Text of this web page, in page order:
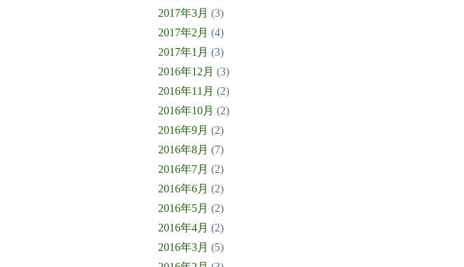
2017年3月 (3)
2017年2月 (4)
2017年1月 (3)
2016年12月 (3)
2016年11月 (2)
2016年10月 (2)
2016年9月 (2)
2016年8月 (7)
2016年7月 (2)
2016年6月 (2)
2016年5月 (2)
2016年4月 (2)
2016年3月 (5)